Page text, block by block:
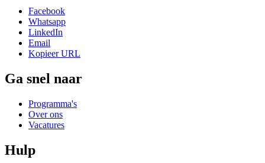
Facebook
Whatsapp
LinkedIn
Email
Kopieer URL
Ga snel naar
Programma's
Over ons
Vacatures
Hulp